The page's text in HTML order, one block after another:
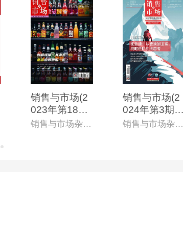
销售与市场(2
023年第18期)
(电子杂志)
销售与市场杂志社
销售与市场(2
024年第3期)
(电子杂志)
销售与市场杂志社